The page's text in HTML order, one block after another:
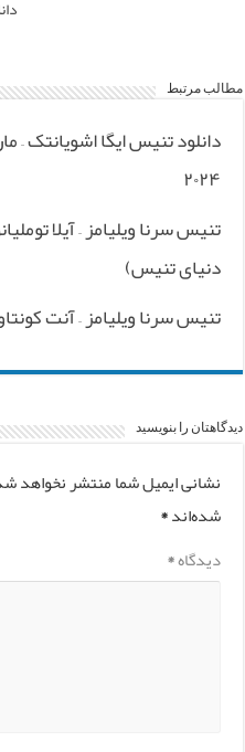
مطالب مرتبط
دانلود تنیس ایگا اشویانتک –
۲۰۲۴
تنیس سرنا ویلیامز – آیلا
دنیای تنیس)
تنیس سرنا ویلیامز – آنت
دیدگاهتان را بنویسید
نشانی ایمیل شما منتشر نخواهد
شده‌اند*
دیدگاه*